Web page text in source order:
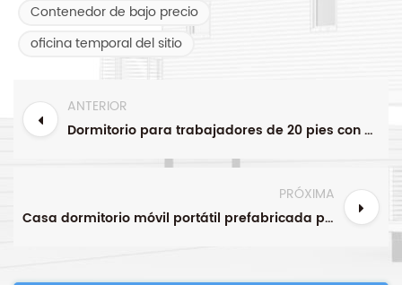
Contenedor de bajo precio
oficina temporal del sitio
ANTERIOR
Dormitorio para trabajadores de 20 pies con diseño de baño Casa contenedor plegable
PRÓXIMA
Casa dormitorio móvil portátil prefabricada prefabricada del panel sándwich del panel minúsculo del IEPS los 20ft